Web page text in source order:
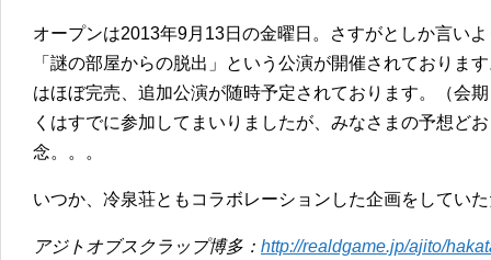
オープンは2013年9月13日の金曜日。さすがとしか言い
「謎の部屋からの脱出」という公演が開催されておりま
はほぼ完売、追加公演が随時予定されております。（会
くはすでに参加してまいりましたが、みなさまの予想ど
念。。。
いつか、冷泉荘ともコラボレーションした企画をしてい
アジトオブスクラップ博多： http://realdgame.jp/ajito/